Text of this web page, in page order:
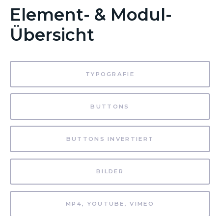
Element- & Modul-
Übersicht
TYPOGRAFIE
BUTTONS
BUTTONS INVERTIERT
BILDER
MP4, YOUTUBE, VIMEO